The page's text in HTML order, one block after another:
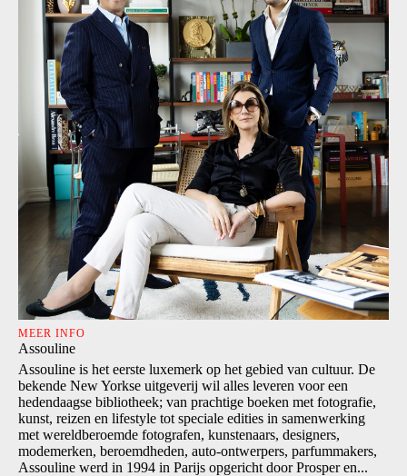
MEER INFO
Assouline
Assouline is het eerste luxemerk op het gebied van cultuur. De
bekende New Yorkse uitgeverij wil alles leveren voor een
hedendaagse bibliotheek; van prachtige boeken met fotografie,
kunst, reizen en lifestyle tot speciale edities in samenwerking
met wereldberoemde fotografen, kunstenaars, designers,
modemerken, beroemdheden, auto-ontwerpers, parfummakers,
Assouline werd in 1994 in Parijs opgericht door Prosper en...